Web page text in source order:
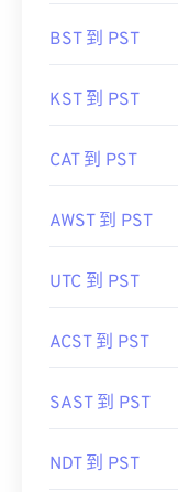
BST 到 PST
KST 到 PST
CAT 到 PST
AWST 到 PST
UTC 到 PST
ACST 到 PST
SAST 到 PST
NDT 到 PST